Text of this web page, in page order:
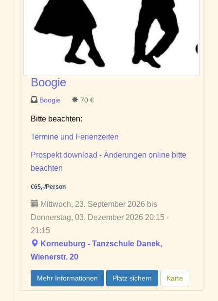
Boogie
Boogie 70 €
Bitte beachten:
Termine und Ferienzeiten
Prospekt download - Änderungen online bitte
beachten
€65,-/Person
Mittwoch, 23. September 2026 bis
Donnerstag, 03. Dezember 2026 20:15 -
21:15
Korneuburg - Tanzschule Danek,
Wienerstr. 20
Mehr Informationen Platz sichern Karte